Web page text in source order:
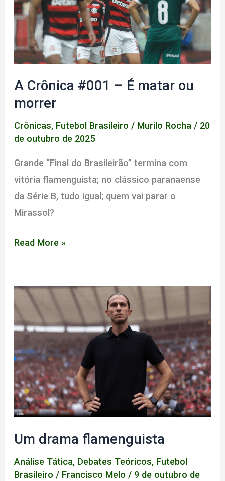
A Crônica #001 – É matar ou
morrer
Crônicas, Futebol Brasileiro / Murilo Rocha / 20
de outubro de 2025
Grande “Final do Brasileirão” termina com
vitória flamenguista; no clássico paranaense
da Série B, tudo igual; quem vai parar o
Mirassol?
A
–
É
matar
morrer
Read More »
Um drama flamenguista
Análise Tática, Debates Teóricos, Futebol
Brasileiro / Francisco Melo / 9 de outubro de